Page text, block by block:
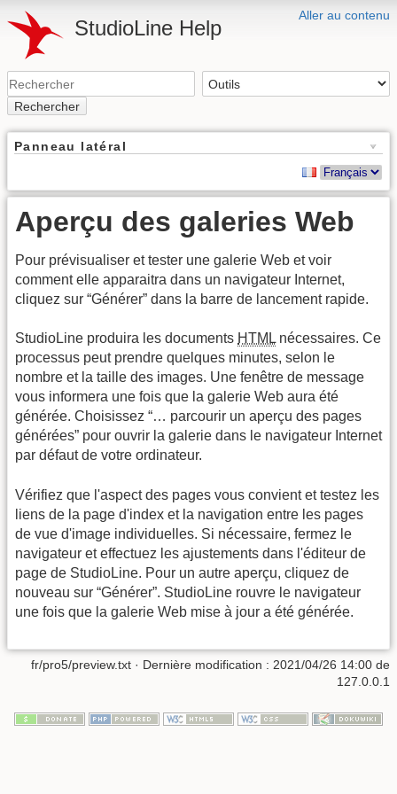
Aller au contenu
StudioLine Help
Rechercher
Panneau latéral
Aperçu des galeries Web
Pour prévisualiser et tester une galerie Web et voir
comment elle apparaitra dans un navigateur Internet,
cliquez sur “Générer” dans la barre de lancement rapide.
StudioLine produira les documents HTML nécessaires. Ce
processus peut prendre quelques minutes, selon le
nombre et la taille des images. Une fenêtre de message
vous informera une fois que la galerie Web aura été
générée. Choisissez “… parcourir un aperçu des pages
générées” pour ouvrir la galerie dans le navigateur Internet
par défaut de votre ordinateur.
Vérifiez que l'aspect des pages vous convient et testez les
liens de la page d'index et la navigation entre les pages
de vue d'image individuelles. Si nécessaire, fermez le
navigateur et effectuez les ajustements dans l'éditeur de
page de StudioLine. Pour un autre aperçu, cliquez de
nouveau sur “Générer”. StudioLine rouvre le navigateur
une fois que la galerie Web mise à jour a été générée.
fr/pro5/preview.txt · Dernière modification : 2021/04/26 14:00 de
127.0.0.1